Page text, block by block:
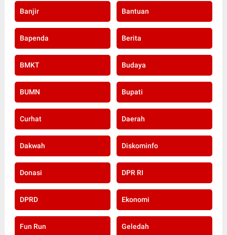
Banjir Bantuan
Bapenda Berita
BMKT Budaya
BUMN Bupati
Curhat Daerah
Dakwah Diskominfo
Donasi DPR RI
DPRD Ekonomi
Fun Run Geledah